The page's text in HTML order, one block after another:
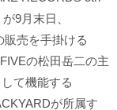
9月末日、
売を手掛ける
の松田岳二の主
て機能する
が所属す